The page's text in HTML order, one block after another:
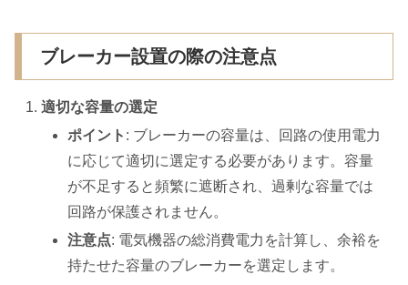
ブレーカー設置の際の注意点
適切な容量の選定
ポイント : ブレーカーの容量は、回路の使用電力
に応じて適切に選定する必要があります。容量
が不足すると頻繁に遮断され、過剰な容量では
回路が保護されません。
注意点: 電気機器の総消費電力を計算し、余裕を
持たせた容量のブレーカーを選定します。